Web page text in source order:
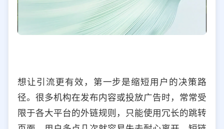
想让引流更有效，第一步是缩短用户的决策路
径。很多机构在发布内容或投放广告时，常常受
限于各大平台的外链规则，只能使用冗长的跳转